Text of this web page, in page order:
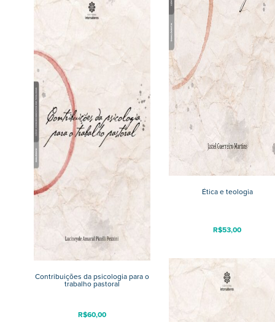
Ética e teologia
R$53,00
Contribuições da psicologia para o
trabalho pastoral
R$60,00